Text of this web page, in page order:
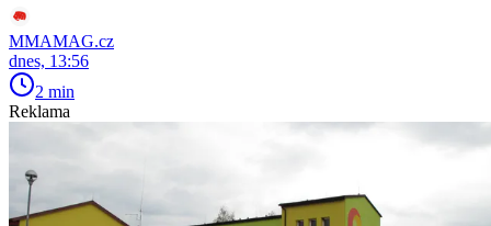
MMAMAG.cz
dnes, 13:56
2 min
Reklama